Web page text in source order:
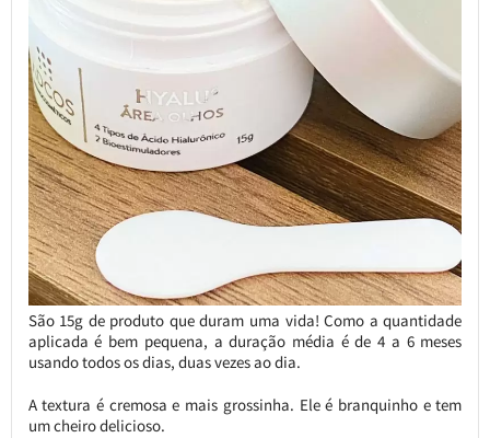
São 15g de produto que duram uma vida! Como a quantidade
aplicada é bem pequena, a duração média é de 4 a 6 meses
usando todos os dias, duas vezes ao dia.
A textura é cremosa e mais grossinha. Ele é branquinho e tem
um cheiro delicioso.